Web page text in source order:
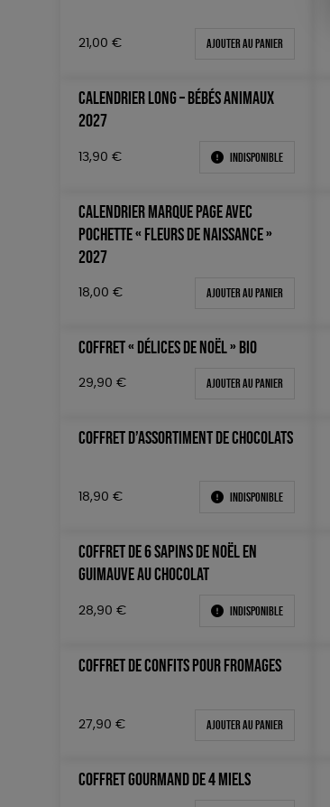
21,00 € Ajouter au panier
CALENDRIER LONG – BÉBÉS ANIMAUX
2027
13,90 € Indisponible
CALENDRIER MARQUE PAGE AVEC
POCHETTE « FLEURS DE NAISSANCE »
2027
18,00 € Ajouter au panier
COFFRET « DÉLICES DE NOËL » BIO
29,90 € Ajouter au panier
COFFRET D’ASSORTIMENT DE CHOCOLATS
18,90 € Indisponible
COFFRET DE 6 SAPINS DE NOËL EN
GUIMAUVE AU CHOCOLAT
28,90 € Indisponible
COFFRET DE CONFITS POUR FROMAGES
27,90 € Ajouter au panier
COFFRET GOURMAND DE 4 MIELS